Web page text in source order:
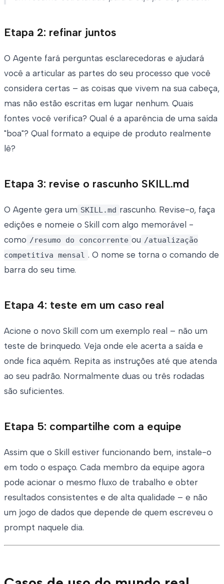
Etapa 2: refinar juntos
O Agente fará perguntas esclarecedoras e ajudará
você a articular as partes do seu processo que você
considera certas – as coisas que vivem na sua cabeça,
mas não estão escritas em lugar nenhum. Quais
fontes você verifica? Qual é a aparência de uma saída
"boa"? Qual formato a equipe de produto realmente
lê?
Etapa 3: revise o rascunho SKILL.md
O Agente gera um SKILL.md rascunho. Revise-o, faça
edições e nomeie o Skill com algo memorável -
como /resumo do concorrente ou /atualização
competitiva mensal . O nome se torna o comando de
barra do seu time.
Etapa 4: teste em um caso real
Acione o novo Skill com um exemplo real – não um
teste de brinquedo. Veja onde ele acerta a saída e
onde fica aquém. Repita as instruções até que atenda
ao seu padrão. Normalmente duas ou três rodadas
são suficientes.
Etapa 5: compartilhe com a equipe
Assim que o Skill estiver funcionando bem, instale-o
em todo o espaço. Cada membro da equipe agora
pode acionar o mesmo fluxo de trabalho e obter
resultados consistentes e de alta qualidade – e não
um jogo de dados que depende de quem escreveu o
prompt naquele dia.